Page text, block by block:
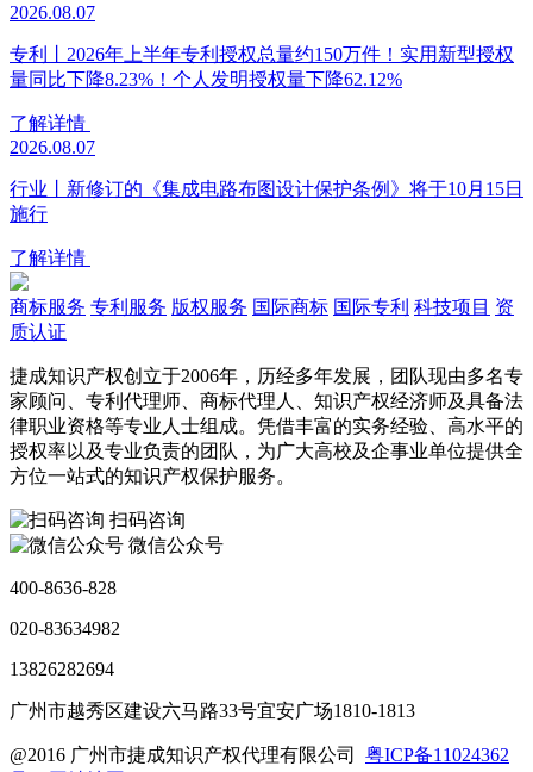
2026.08.07
专利丨2026年上半年专利授权总量约150万件！实用新型授权
量同比下降8.23%！个人发明授权量下降62.12%
了解详情
2026.08.07
行业丨新修订的《集成电路布图设计保护条例》将于10月15日
施行
了解详情
商标服务 专利服务 版权服务 国际商标 国际专利 科技项目 资
质认证
捷成知识产权创立于2006年，历经多年发展，团队现由多名专
家顾问、专利代理师、商标代理人、知识产权经济师及具备法
律职业资格等专业人士组成。凭借丰富的实务经验、高水平的
授权率以及专业负责的团队，为广大高校及企事业单位提供全
方位一站式的知识产权保护服务。
扫码咨询
微信公众号
400-8636-828
020-83634982
13826282694
广州市越秀区建设六马路33号宜安广场1810-1813
@2016 广州市捷成知识产权代理有限公司 粤ICP备11024362